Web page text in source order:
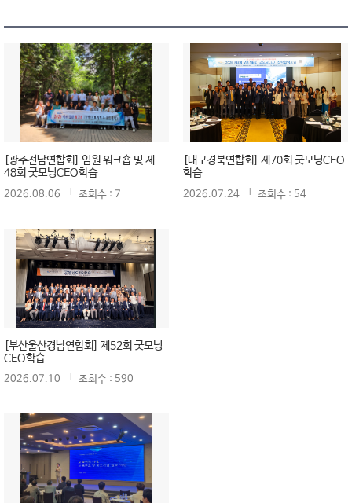
[광주전남연합회] 임원 워크숍 및 제
48회 굿모닝CEO학습
2026.08.06 조회수 : 7
[대구경북연합회] 제70회 굿모닝CEO
학습
2026.07.24 조회수 : 54
[부산울산경남연합회] 제52회 굿모닝
CEO학습
2026.07.10 조회수 : 590